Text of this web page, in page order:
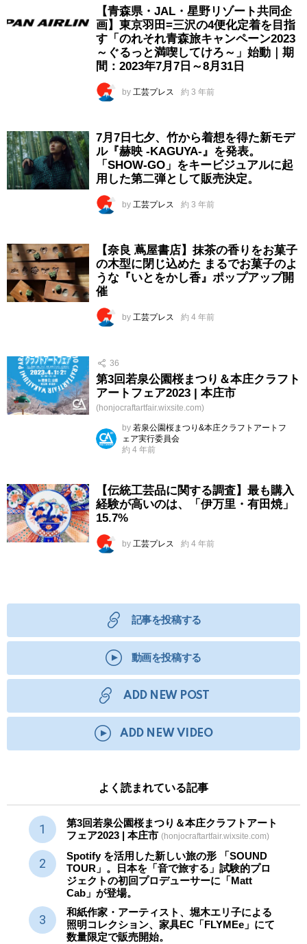
【青森県・JAL・星野リゾート共同企
画】東京羽田=三沢の4便化定着を目指
す「のれそれ青森旅キャンペーン2023
～ぐるっと満喫してけろ～」始動｜期
間：2023年7月7日～8月31日
by 工芸プレス 約 3 年前
7月7日七夕、竹から着想を得た新モデ
ル『赫映 -KAGUYA-』を発表。
「SHOW-GO」をキービジュアルに起
用した第二弾として販売決定。
by 工芸プレス 約 3 年前
【奈良 蔦屋書店】抹茶の香りをお菓子
の木型に閉じ込めた まるでお菓子のよ
うな『いとをかし香』ポップアップ開
催
by 工芸プレス 約 4 年前
36
第3回若泉公園桜まつり＆本庄クラフト
アートフェア2023 | 本庄市
(honjocraftartfair.wixsite.com)
by 若泉公園桜まつり&本庄クラフトアートフ
ェア実行委員会
約 4 年前
【伝統工芸品に関する調査】最も購入
経験が高いのは、「伊万里・有田焼」
15.7%
by 工芸プレス 約 4 年前
記事を投稿する
動画を投稿する
ADD NEW POST
ADD NEW VIDEO
よく読まれている記事
第3回若泉公園桜まつり＆本庄クラフトアート
フェア2023 | 本庄市 (honjocraftartfair.wixsite.com)
Spotify を活用した新しい旅の形 「SOUND
TOUR」。日本を「音で旅する」試験的プロ
ジェクトの初回プロデューサーに「Matt
Cab」が登場。
和紙作家・アーティスト、堀木エリ子による
照明コレクション、家具EC「FLYMEe」にて
数量限定で販売開始。